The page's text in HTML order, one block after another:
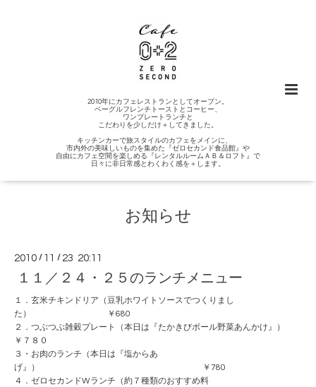
2010年にカフェレストランとしてオープン。
ベーグルフレンチトーストとコーヒー、
ワンプレートランチと
こだわりを少しだけ＋してきました。
キッチンカーで旅スタイルのカフェをメインに、
市内外の美味しいものを集めた『ゼロセカンド食品館』や
自由にカフェ空間を楽しめる『レンタルルームＡＢ＆ロフト』で
日々に非日常感とわくわく感を＋します。
お知らせ
2010 / 11 / 23 20:11
１１／２４・２５のランチメニュー
１．玄米チキンドリア（豆乳ホワイトソースでつくりまし
た） ￥680
２．つぶつぶ雑穀プレート（本日は『たかきびボール野菜あんかけ』）
￥７８０
３・お肉のランチ（本日は『塩からあ
げ』） ￥780
４．ゼロセカンドWランチ（約７種類のおすすめ料